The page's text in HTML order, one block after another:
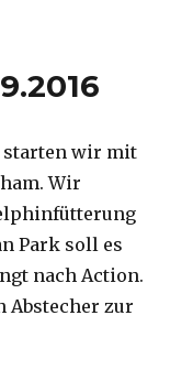
starten wir mit
Wir
Park soll es
nach Action.
Abstecher zur